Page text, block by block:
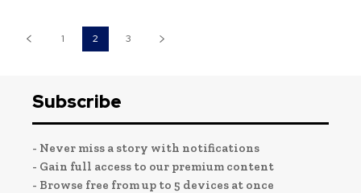
1 2 3
Subscribe
- Never miss a story with notifications
- Gain full access to our premium content
- Browse free from up to 5 devices at once